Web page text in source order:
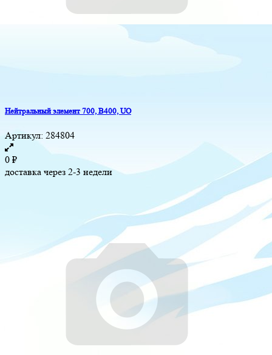
Нейтральный элемент 700, B400, UO
Артикул: 284804
0 ₽
доставка через 2-3 недели